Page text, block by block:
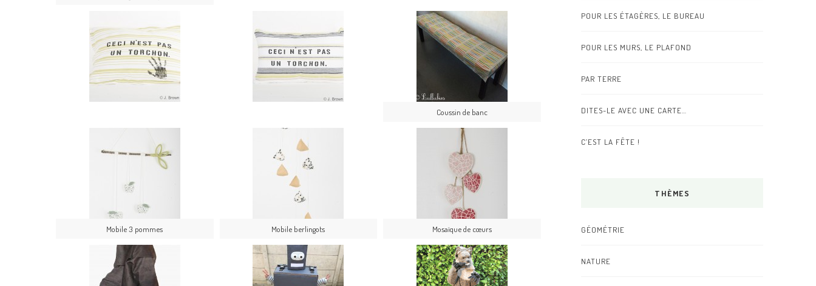
Coussin de banc
Mobile 3 pommes Mobile berlingots Mosaïque de cœurs
POUR LES ÉTAGÈRES, LE BUREAU
POUR LES MURS, LE PLAFOND
PAR TERRE
DITES-LE AVEC UNE CARTE…
C’EST LA FÊTE !
THÈMES
GÉOMÉTRIE
NATURE